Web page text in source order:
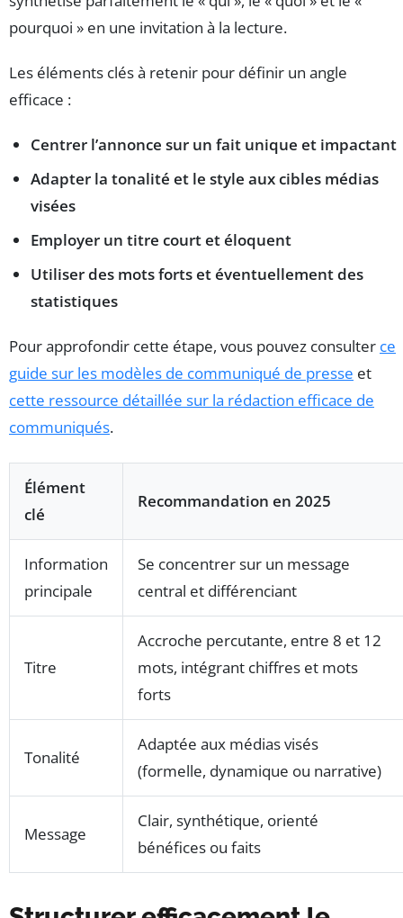
pourquoi » en une invitation à la lecture.
Les éléments clés à retenir pour définir un angle
efficace :
Centrer l’annonce sur un fait unique et impactant
Adapter la tonalité et le style aux cibles médias
visées
Employer un titre court et éloquent
Utiliser des mots forts et éventuellement des
statistiques
Pour approfondir cette étape, vous pouvez consulter ce
guide sur les modèles de communiqué de presse et
cette ressource détaillée sur la rédaction efficace de
communiqués.
Élément
clé
Recommandation en 2025
Information
principale
Se concentrer sur un message
central et différenciant
Titre
Accroche percutante, entre 8 et 12
mots, intégrant chiffres et mots
forts
Tonalité
Adaptée aux médias visés
(formelle, dynamique ou narrative)
Message
Clair, synthétique, orienté
bénéfices ou faits